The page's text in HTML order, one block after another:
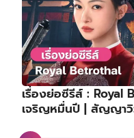
เรื่องย่อซีรีส์ : Royal
เจริญหมื่นปี | สัญญาวิ